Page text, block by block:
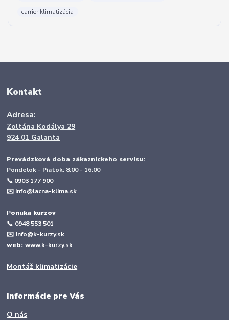
carrier klimatizácia
Kontakt
Adresa:
Zoltána Kodálya 29
924 01 Galanta
Prevádzková doba zákazníckeho servisu:
Pondelok - Piatok: 8:00 - 16:00
📞 0903 177 900
✉️ info@lacna-klima.sk
Ponuka kurzov
📞 0948 553 501
✉️ info@k-kurzy.sk
web:www.k-kurzy.sk
Montáž klimatizácie
Informácie pre Vás
O nás